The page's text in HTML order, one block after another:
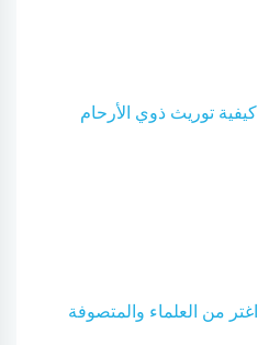
من العلماء والمتصوفة